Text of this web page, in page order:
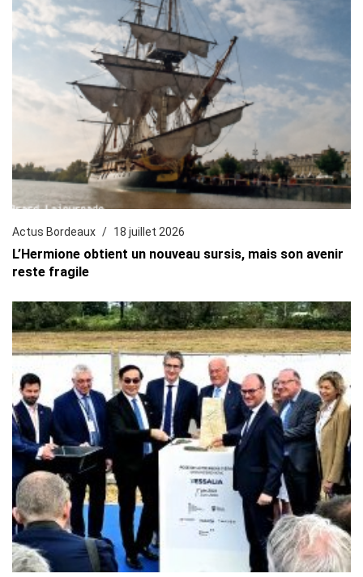
Actus Bordeaux 18 juillet 2026
L’Hermione obtient un nouveau sursis, mais son avenir
reste fragile